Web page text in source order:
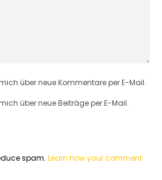
über neue Kommentare per E-Mail.
über neue Beiträge per E-Mail.
spam. Learn how your comment